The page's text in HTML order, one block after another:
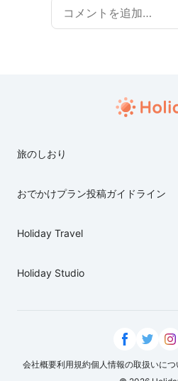
します！
旅のしおり
おでかけプラン投稿ガイドライン
Holiday Travel
Holiday Studio
会社概要利用規約個人情報の取扱いにつ